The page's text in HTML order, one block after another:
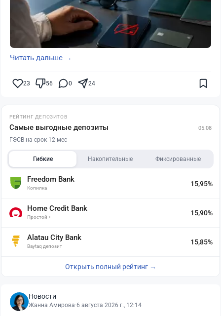
Читать дальше →
23 56 0 24
РЕЙТИНГ ДЕПОЗИТОВ
Самые выгодные депозиты 05.08
ГЭСВ на срок 12 мес
Гибкие Накопительные Фиксированные
Freedom Bank
Копилка
15,95%
Home Credit Bank
Простой +
15,90%
Alatau City Bank
Baytaq депозит
15,85%
Открыть полный рейтинг →
Новости
Жанна Амирова·6 августа 2026 г., 12:14